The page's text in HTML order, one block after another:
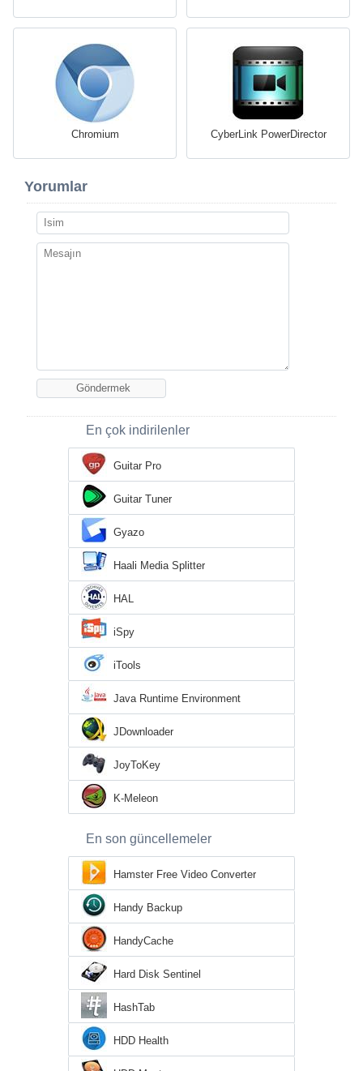
Chromium CyberLink PowerDirector
Yorumlar
En çok indirilenler
Guitar Pro
Guitar Tuner
Gyazo
Haali Media Splitter
HAL
iSpy
iTools
Java Runtime Environment
JDownloader
JoyToKey
K-Meleon
En son güncellemeler
Hamster Free Video Converter
Handy Backup
HandyCache
Hard Disk Sentinel
HashTab
HDD Health